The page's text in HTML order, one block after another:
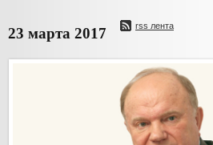
23 марта 2017 rss лента